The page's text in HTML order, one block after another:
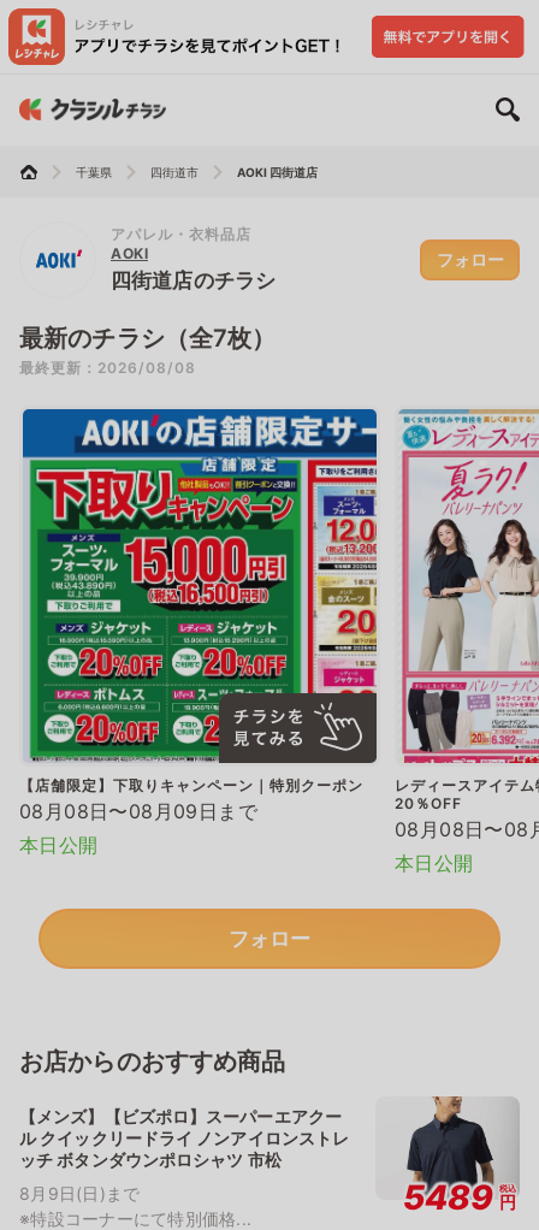
千葉県 四街道市 AOKI 四街道店
アパレル・衣料品店
AOKI
四街道店のチラシ
フォロー
最新のチラシ（全7枚）
最終更新：2026/08/08
【店舗限定】下取りキャンペーン｜特別クーポン
08月08日〜08月09日まで
本日公開
レディースアイテ
20％OFF
08月08日〜08
本日公開
フォロー
お店からのおすすめ商品
【メンズ】【ビズポロ】スーパーエアクー
ル クイックリードライ ノンアイロンストレ
ッチ ボタンダウンポロシャツ 市松
8月9日(日)まで
※特設コーナーにて特別価格...
5489 税込
円